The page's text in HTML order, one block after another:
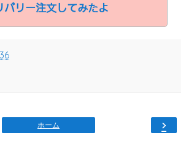
バリー注文してみたよ
›
ホーム